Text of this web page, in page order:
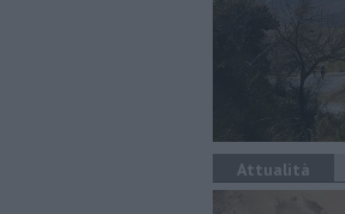
Attualità